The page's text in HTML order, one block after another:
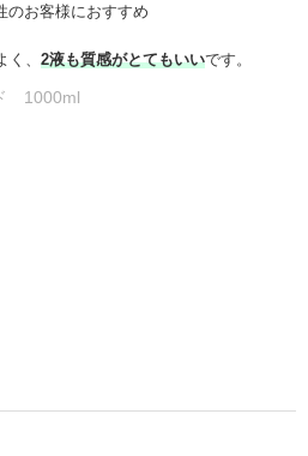
のお客様におすすめ
、 2液も質感がとてもいいです。
1000ml